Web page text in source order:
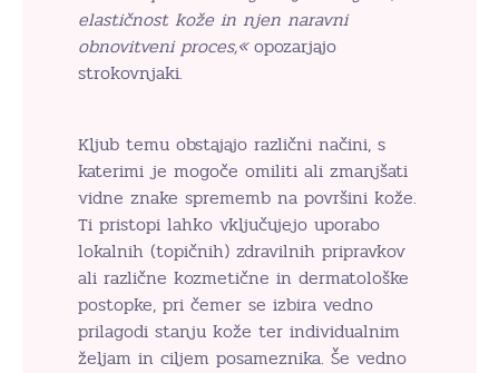
elastičnost kože in njen naravni
obnovitveni proces,«opozarjajo
strokovnjaki.
Kljub temu obstajajo različni načini, s
katerimi je mogoče omiliti ali zmanjšati
vidne znake sprememb na površini kože.
Ti pristopi lahko vključujejo uporabo
lokalnih (topičnih) zdravilnih pripravkov
ali različne kozmetične in dermatološke
postopke, pri čemer se izbira vedno
prilagodi stanju kože ter individualnim
željam in ciljem posameznika. Še vedno